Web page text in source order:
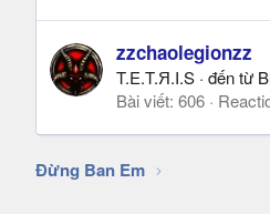
zzchaolegionzz
T.E.T.Я.I.S · đến từ
Bài viết 606
Đừng Ban Em